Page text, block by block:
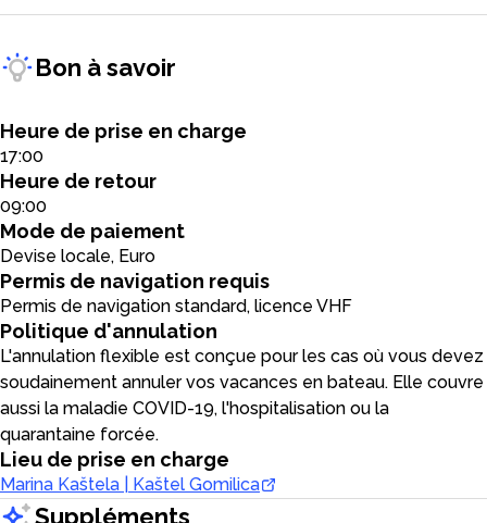
Bon à savoir
Heure de prise en charge
17:00
Heure de retour
09:00
Mode de paiement
Devise locale, Euro
Permis de navigation requis
Permis de navigation standard, licence VHF
Politique d'annulation
L'annulation flexible est conçue pour les cas où vous devez
soudainement annuler vos vacances en bateau. Elle couvre
aussi la maladie COVID-19, l'hospitalisation ou la
quarantaine forcée.
Lieu de prise en charge
Marina Kaštela | Kaštel Gomilica
Suppléments